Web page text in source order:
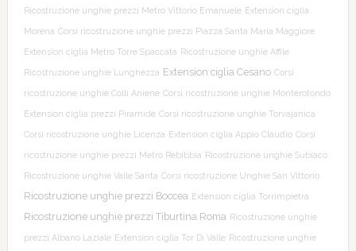
Ricostruzione unghie prezzi Metro Vittorio Emanuele Extension ciglia
Morena Corsi ricostruzione unghie prezzi Piazza Santa Maria Maggiore
Extension ciglia Metro Torre Spaccata Ricostruzione unghie Affile
Ricostruzione unghie Lunghezza Extension ciglia Cesano Corsi
ricostruzione unghie Colli Aniene Corsi ricostruzione unghie Monterotondo
Extension ciglia prezzi Piramide Corsi ricostruzione unghie Torvajanica
Corsi ricostruzione unghie Licenza Extension ciglia Appio Claudio Corsi
ricostruzione unghie prezzi Metro Rebibbia Ricostruzione unghie Subiaco
Ricostruzione unghie Valle Santa Corsi ricostruzione Unghie San Vittorio
Ricostruzione unghie prezzi Boccea Extension ciglia Torrimpietra
Ricostruzione unghie prezzi Tiburtina Roma Ricostruzione unghie
prezzi Albano Laziale Extension ciglia Tor Di Valle Ricostruzione unghie